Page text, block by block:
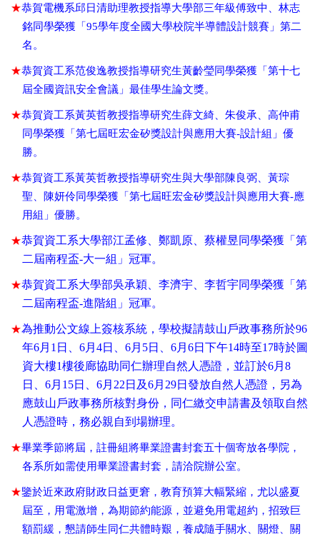
★恭賀電機系邱日清助理教授指導大學部三年級傅致中、林志
銘同學榮獲「 95學年度全國大學校院半導體設計競賽」第二
名。
★恭賀資工系范俊逸教授指導研究生黃齡瑩同學榮獲「第十七
屆全國資訊安全會議」最佳學生論文獎。
★恭賀資工系黃英哲教授指導研究生薛文綺、朱俊承、高仲甫
同學榮獲「第七屆旺宏金矽獎設計與應用大賽-設計組」優
勝。
★恭賀資工系黃英哲教授指導研究生與大學部陳良弼、黃琮
聖、陳妍伶同學榮獲「第七屆旺宏金矽獎設計與應用大賽-應
用組」優勝。
★恭賀資工系大學部江孟修、鄭凱原、蔡權昱同學榮獲「第
二屆南程盃-大一組」冠軍。
★恭賀資工系大學部吳承穎、李濟宇、李哲宇同學榮獲「第
二屆南程盃-進階組」冠軍。
★為推動公文線上簽核系統，學校擬請鼓山戶政事務所於96
年6月1日、6月4日、6月5日、6月6日下午14時至17時於圖
資大樓1樓後廊協助同仁辦理自然人憑證，並訂於6月8
日、6月15日、6月22日及6月29日發放自然人憑證，另為
應鼓山戶政事務所核對身份，同仁繳交申請書及領取自然
人憑證時，務必親自到場辦理。
★畢業季節將屆，註冊組將畢業證書封套五十個寄放各學院，
各系所如需使用畢業證書封套，請洽院辦公室。
★鑒於近來政府財政日益更窘，教育預算大幅緊縮，尤以盛夏
屆至，用電激增，為期節約能源，並避免用電超約，招致巨
額罰緩，懇請師生同仁共體時艱，養成隨手關水、關燈、關